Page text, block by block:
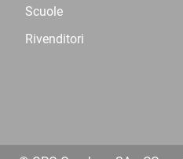
Scuole
Rivenditori